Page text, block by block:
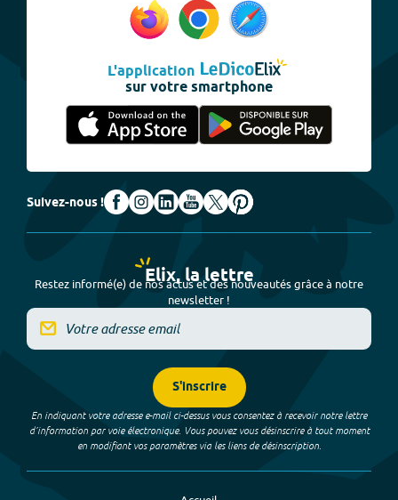
L'application
sur votre smartphone
Suivez-nous !
Elix, la lettre
Restez informé(e) de nos actus et des nouveautés grâce à notre
newsletter !
S'inscrire
En indiquant votre adresse e-mail ci-dessus vous consentez à recevoir notre lettre
d’information par voie électronique. Vous pouvez vous désinscrire à tout moment
en modifiant vos paramètres via les liens de désinscription.